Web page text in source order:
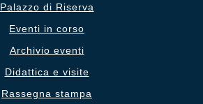
Palazzo di Riserva
Eventi in corso
Archivio eventi
Didattica e visite
Rassegna stampa